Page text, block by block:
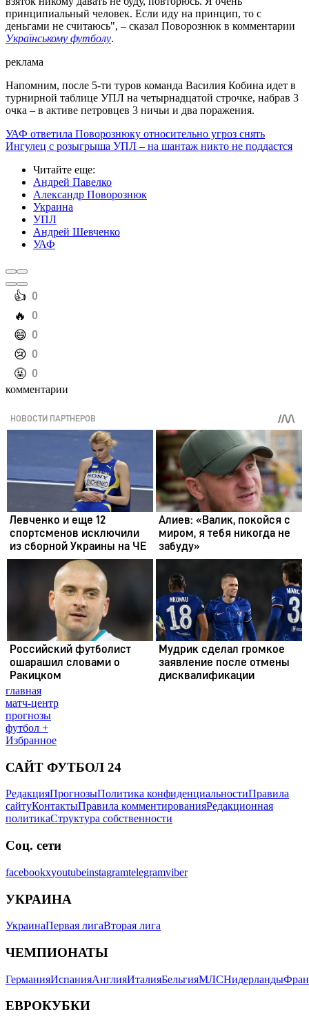
принципиальный человек. Если иду на принцип, то с
деньгами не считаюсь", – сказал Поворознюк в комментарии
Українському футболу.
реклама
Напомним, после 5-ти туров команда Василия Кобина идет в
турнирной таблице УПЛ на четырнадцатой строчке, набрав 3
очка – в активе петровцев 3 ничьи и два поражения.
УАФ ответила Поворознюку относительно угроз снять
Ингулец с розыгрыша УПЛ – на шантаж никто не поддастся
Читайте еще:
Андрей Павелко
Александр Поворознюк
Украина
УПЛ
Андрей Шевченко
УАФ
️👍 0
️🔥 0
️😄 0
️😢 0
️🤬 0
комментарии
главная
матч-центр
прогнозы
футбол +
Избранное
САЙТ ФУТБОЛ 24
РедакцияПрогнозыПолитика конфиденциальностиПравила
сайтуКонтактыПравила комментированияРедакционная
политикаСтруктура собственности
Соц. сети
facebookxyoutubeinstagramtelegramviber
УКРАИНА
УкраинаПервая лигаВторая лига
ЧЕМПИОНАТЫ
ГерманияИспанияАнглияИталияБельгияМЛСНидерланды
ЕВРОКУБКИ